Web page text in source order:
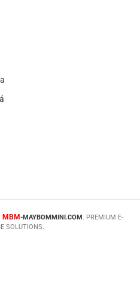
MBM-MAYBOMMINI.COM . PREMIUM E-
SOLUTIONS.